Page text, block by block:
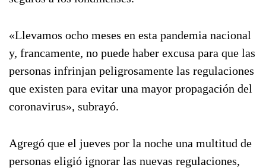
«Llevamos ocho meses en esta pandemia nacional
y, francamente, no puede haber excusa para que las
personas infrinjan peligrosamente las regulaciones
que existen para evitar una mayor propagación del
coronavirus», subrayó.
Agregó que el jueves por la noche una multitud de
personas eligió ignorar las nuevas regulaciones,